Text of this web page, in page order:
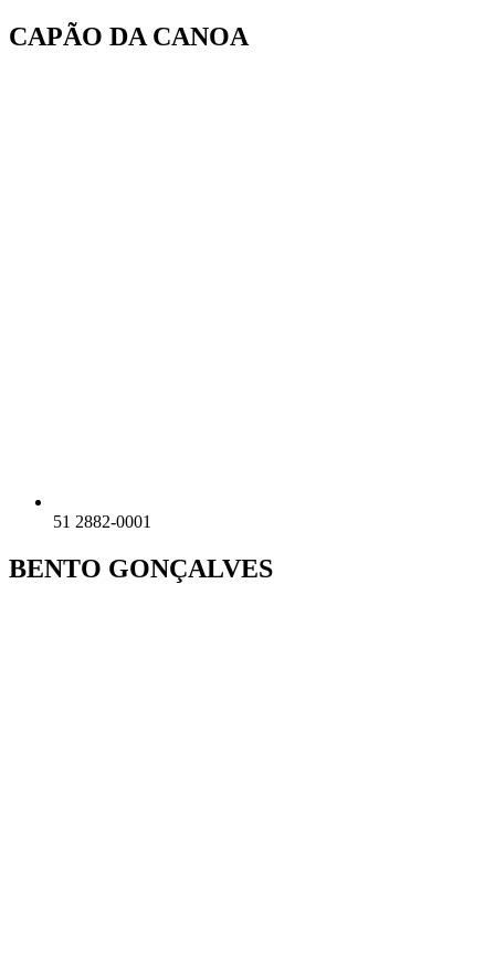
Ir
para
CAPÃO DA CANOA
51 2882-0001
BENTO GONÇALVES